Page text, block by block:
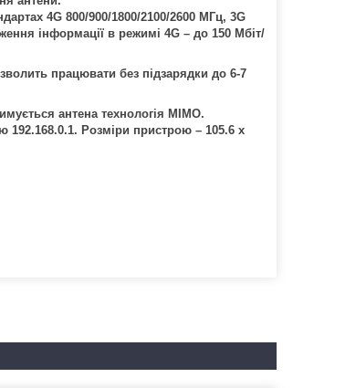
4G 800/900/1800/2100/2600 МГц, 3G
інформації в режимі 4G – до 150 Мбіт/
працювати без підзарядки до 6-7
антена технологія MIMO.
192.168.0.1. Розміри пристрою – 105.6 x